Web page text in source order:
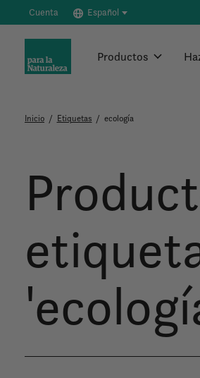
Cuenta Español
Productos
Inicio / Etiquetas / ecología